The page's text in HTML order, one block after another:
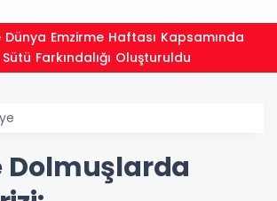
Farkındalığı Oluşturuldu
Dolmuşlarda